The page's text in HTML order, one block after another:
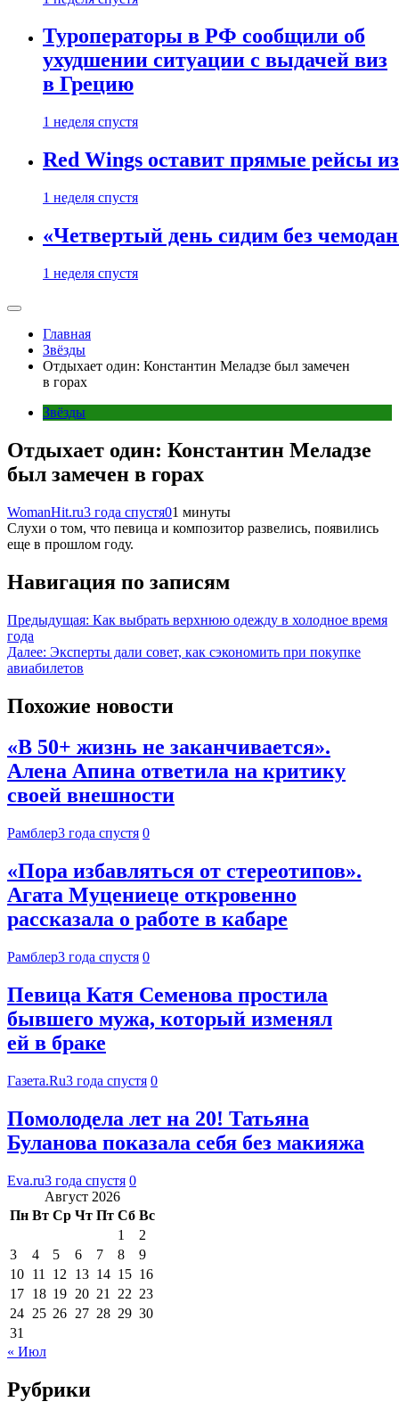
Туроператоры в РФ сообщили об
ухудшении ситуации с выдачей виз
в Грецию
1 неделя спустя
Red Wings оставит прямые рейсы
1 неделя спустя
«Четвертый день сидим без
1 неделя спустя
Главная
Звёзды
Отдыхает один: Константин Меладзе был замечен
в горах
Звёзды
Отдыхает один: Константин Меладзе
был замечен в горах
WomanHit.ru3 года спустя01 минуты
Слухи о том, что певица и композитор развелись, появились
еще в прошлом году.
Навигация по записям
Предыдущая: Как выбрать верхнюю одежду в холодное время
года
Далее: Эксперты дали совет, как сэкономить при покупке
авиабилетов
Похожие новости
«В 50+ жизнь не заканчивается».
Алена Апина ответила на критику
своей внешности
Рамблер3 года спустя 0
«Пора избавляться от стереотипов».
Агата Муцениеце откровенно
рассказала о работе в кабаре
Рамблер3 года спустя 0
Певица Катя Семенова простила
бывшего мужа, который изменял
ей в браке
Газета.Ru3 года спустя 0
Помолодела лет на 20! Татьяна
Буланова показала себя без макияжа
Eva.ru3 года спустя 0
Август 2026
Пн Вт Ср Чт Пт Сб Вс
1
2
3
4 5 6 7 8
9
10 11 12 13 14 15 16
17 18 19 20 21 22 23
24 25 26 27 28 29 30
31
« Июл
Рубрики